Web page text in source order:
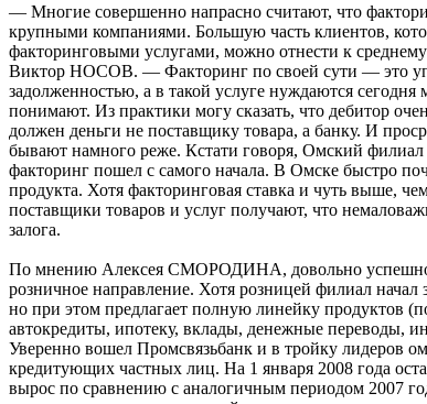
— Многие совершенно напрасно считают, что
крупными компаниями. Большую часть клиентов,
факторинговыми услугами, можно отнести к
Виктор НОСОВ. — Факторинг по своей сути — это
задолженностью, а в такой услуге нуждаются сегодня
понимают. Из практики могу сказать, что дебитор
должен деньги не поставщику товара, а банку. И
бывают намного реже. Кстати говоря, Омский филиал
факторинг пошел с самого начала. В Омске быстро
продукта. Хотя факторинговая ставка и чуть выше,
поставщики товаров и услуг получают, что
залога.
По мнению Алексея СМОРОДИНА, довольно успешно
розничное направление. Хотя розницей филиал начал
но при этом предлагает полную линейку продуктов
автокредиты, ипотеку, вклады, денежные переводы,
Уверенно вошел Промсвязьбанк и в тройку лидеров
кредитующих частных лиц. На 1 января 2008 года
вырос по сравнению с аналогичным периодом 2007